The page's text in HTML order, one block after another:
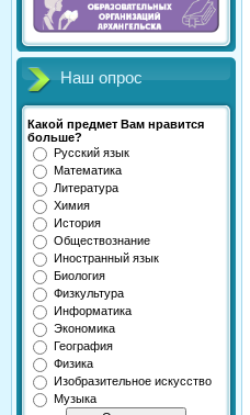
Наш опрос
Какой предмет Вам нравится
больше?
Русский язык
Математика
Литература
Химия
История
Обществознание
Иностранный язык
Биология
Физкультура
Информатика
Экономика
География
Физика
Изобразительное искусство
Музыка